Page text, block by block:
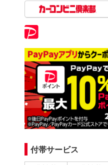
付帯サービス